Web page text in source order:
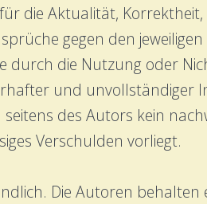
die Aktualität,
gegen den
durch die Nutzung oder
und unvollständiger
des Autors kein
Verschulden vorliegt.
Die Autoren behalten